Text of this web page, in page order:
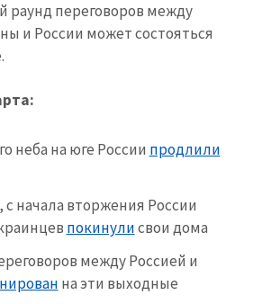
раунд переговоров между
и России может состояться
неба на юге России продлили
начала вторжения России
покинулисвои дома
между Россией и
на эти выходные